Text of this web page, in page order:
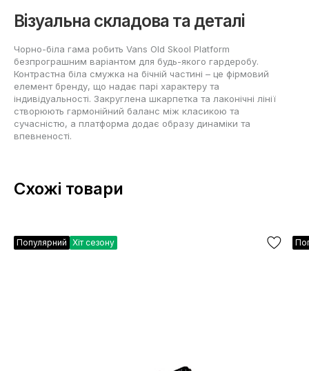
Візуальна складова та деталі
Чорно-біла гама робить Vans Old Skool Platform
безпрограшним варіантом для будь-якого гардеробу.
Контрастна біла смужка на бічній частині – це фірмовий
елемент бренду, що надає парі характеру та
індивідуальності. Закруглена шкарпетка та лаконічні лінії
створюють гармонійний баланс між класикою та
сучасністю, а платформа додає образу динаміки та
впевненості.
Схожі товари
Популярний Хіт сезону